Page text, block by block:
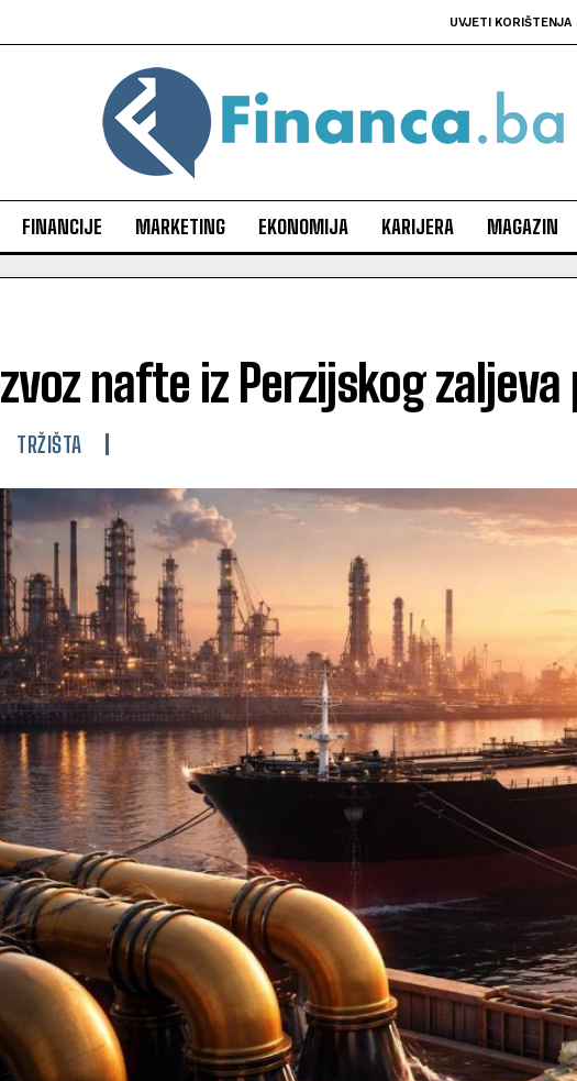
UVJETI KORIŠTENJA
FINANCIJE MARKETING EKONOMIJA KARIJERA MAGAZIN
Izvoz nafte iz Perzijskog
TRŽIŠTA